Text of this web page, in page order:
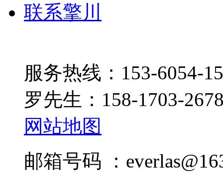
联系擎川
服务热线：153-6054-
罗先生：158-1703-
网站地图
邮箱号码 ：